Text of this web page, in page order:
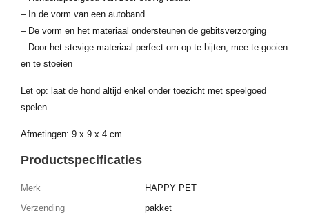
– In de vorm van een autoband
– De vorm en het materiaal ondersteunen de gebitsverzorging
– Door het stevige materiaal perfect om op te bijten, mee te gooien
en te stoeien
Let op: laat de hond altijd enkel onder toezicht met speelgoed
spelen
Afmetingen: 9 x 9 x 4 cm
Productspecificaties
Merk
HAPPY PET
Verzending
pakket